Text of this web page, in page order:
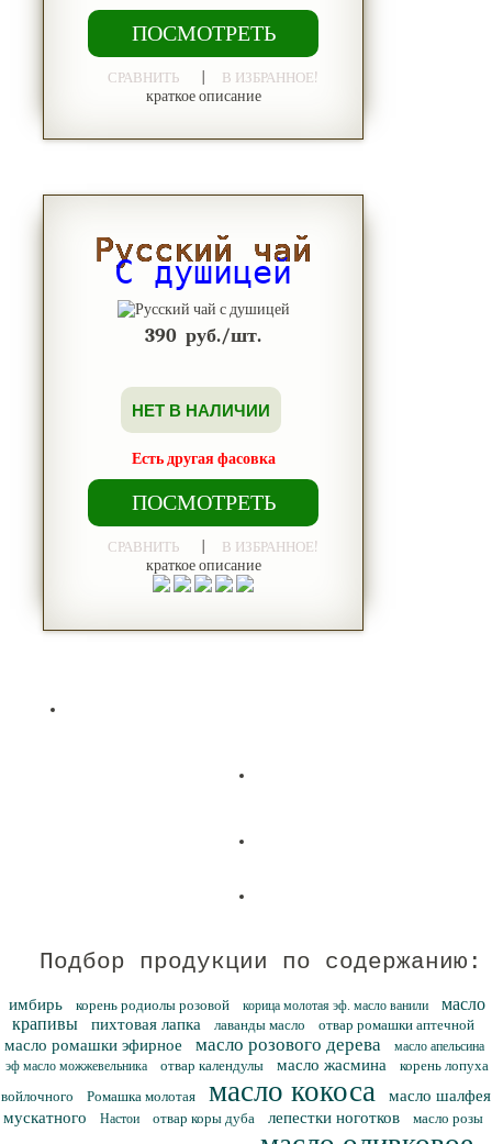
ПОСМОТРЕТЬ
СРАВНИТЬ В ИЗБРАННОЕ!
краткое описание
Русский чай
С душицей
390 руб./шт.
НЕТ В НАЛИЧИИ
Есть другая фасовка
ПОСМОТРЕТЬ
СРАВНИТЬ В ИЗБРАННОЕ!
краткое описание
Подбор продукции по содержанию:
имбирь корень родиолы розовой корица молотая эф. масло ванили
масло
крапивы
пихтовая лапка лаванды масло отвар ромашки аптечной
масло ромашки эфирное масло розового дерева
масло апельсина
эф масло можжевельника
отвар календулы масло жасмина
корень лопуха
войлочного
Ромашка молотая масло кокоса
масло шалфея
мускатного
Настои отвар коры дуба лепестки ноготков масло розы